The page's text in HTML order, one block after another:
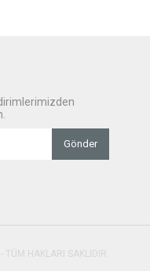
Gönder
HAKLARI SAKLIDIR.